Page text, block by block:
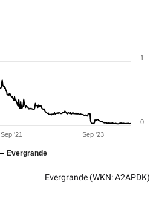
Evergrande
Sep '21 Sep '23
0
1
Evergrande (WKN: A2APDK)